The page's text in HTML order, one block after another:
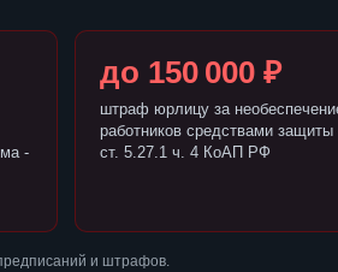
-
до 150 000 ₽
штраф юрлицу за
работников средствами защиты
ст. 5.27.1 ч. 4 КоАП РФ
и штрафов.